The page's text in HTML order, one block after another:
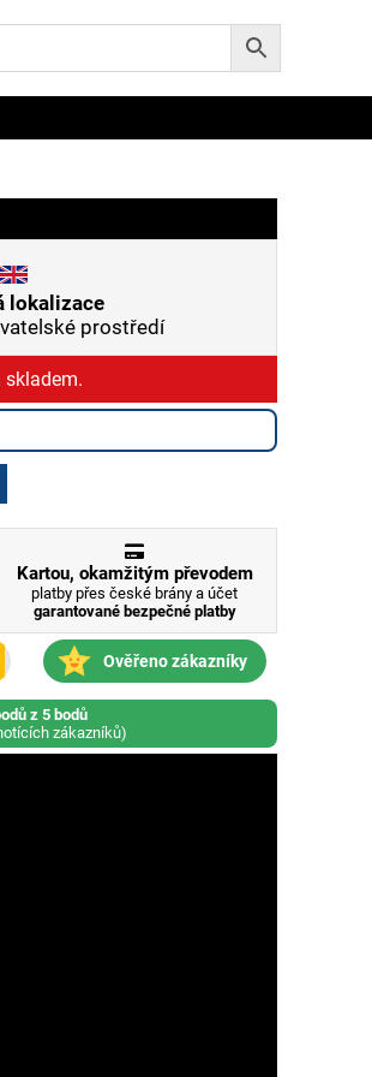
lokalizace
prostředí
skladem.
Kartou, okamžitým převodem
platby přes české brány a účet
garantované bezpečné platby
Ověřeno zákazníky
z 5 bodů
zákazníků)